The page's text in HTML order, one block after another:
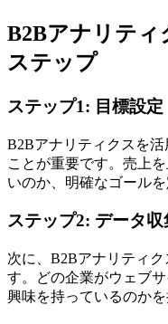
B2Bアナリテ
ステップ
ステップ1: 目標設定
B2Bアナリティクスを
ことが重要です。売上
いのか、明確なゴールを
ステップ2: データ
次に、B2Bアナリティ
す。どの企業がウェブ
興味を持っているのか